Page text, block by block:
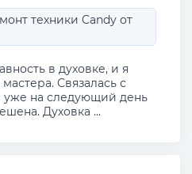
техники Candy от
в духовке, и я
Связалась с
уже на следующий день
Духовка ...